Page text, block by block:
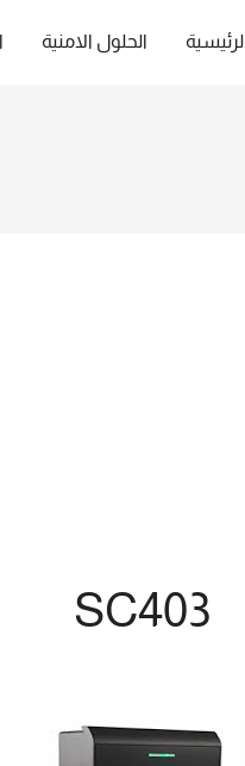
الرئيسية الحلول الامنية
SC403